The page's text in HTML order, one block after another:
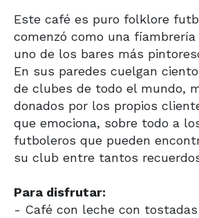
Este café es puro folklore
comenzó como una fiambrería
uno de los bares más
En sus paredes cuelgan
de clubes de todo el mundo,
donados por los propios
que emociona, sobre todo a
futboleros que pueden
su club entre tantos
Para disfrutar:
- Café con leche con